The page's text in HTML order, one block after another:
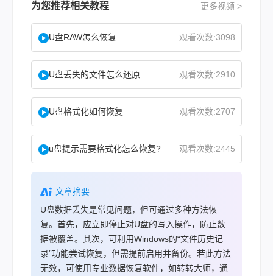
为您推荐相关教程 更多视频 >
U盘RAW怎么恢复 观看次数:3098
U盘丢失的文件怎么还原 观看次数:2910
U盘格式化如何恢复 观看次数:2707
u盘提示需要格式化怎么恢复? 观看次数:2445
文章摘要
U盘数据丢失是常见问题，但可通过多种方法恢
复。首先，应立即停止对U盘的写入操作，防止数
据被覆盖。其次，可利用Windows的“文件历史记
录”功能尝试恢复，但需提前启用并备份。若此方法
无效，可使用专业数据恢复软件，如转转大师，通